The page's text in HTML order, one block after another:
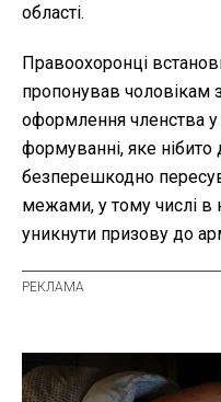
області.
Правоохоронці
пропонував чоловікам
оформлення членства
формуванні, яке
безперешкодно
межами, у тому числі в
уникнути призову до